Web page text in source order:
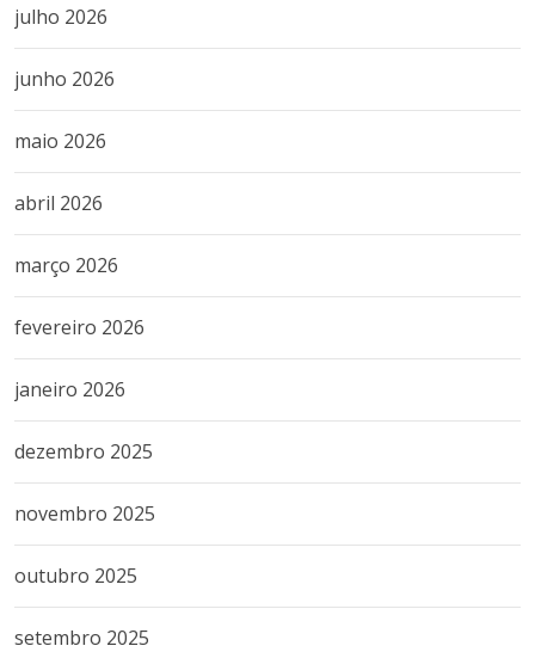
julho 2026
junho 2026
maio 2026
abril 2026
março 2026
fevereiro 2026
janeiro 2026
dezembro 2025
novembro 2025
outubro 2025
setembro 2025